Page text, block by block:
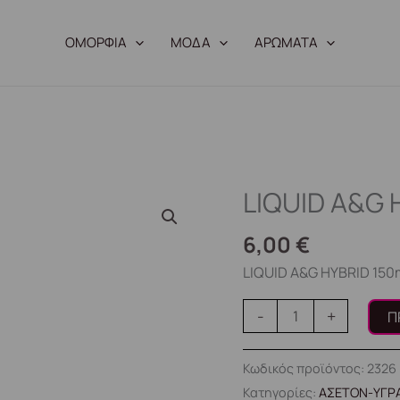
ΟΜΟΡΦΙΑ ΜΟΔΑ ΑΡΩΜΑΤΑ
LIQUID A&G
6,00€
LIQUID A&G HYBRID
-
LIQUID
HYBRID
150ml
+
Κωδικός προϊόντος: 2326
Κατηγορίες:ΑΣΕΤΟΝ-